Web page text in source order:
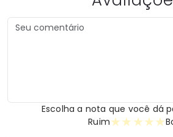
Escolha a nota que você dá
Ruim
★
★
★
★
★